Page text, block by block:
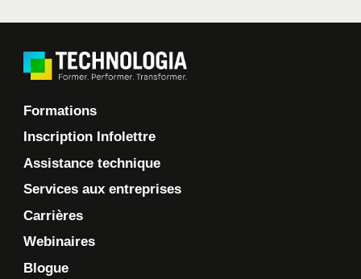
Formations
Inscription Infolettre
Assistance technique
Services aux entreprises
Carrières
Webinaires
Blogue